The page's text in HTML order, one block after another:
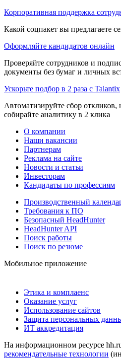
Корпоративная поддержка
Какой соцпакет вы предлагаете
Оформляйте кандидатов онлайн
Проверяйте сотрудников и
документы без бумаг и личных
Ускорьте подбор в 2 раза с Talantix
Автоматизируйте сбор откликов,
собирайте аналитику в 2 клика
О компании
Наши вакансии
Партнерам
Реклама на сайте
Новости и статьи
Инвесторам
Кандидаты по профессиям
Производственный
Требования к ПО
Безопасный HeadHunter
HeadHunter API
Поиск работы
Поиск по резюме
Мобильное приложение
Этика и комплаенс
Оказание услуг
Использование сайтов
Защита персональных
ИТ аккредитация
На информационном ресурсе
рекомендательные технологии